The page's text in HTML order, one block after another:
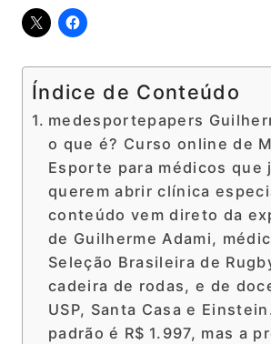
Índice de Conteúdo
medesportepapers
o que é? Curso online de
Esporte para médicos que
querem abrir clínica
conteúdo vem direto da
de Guilherme Adami,
Seleção Brasileira de
cadeira de rodas, e de
USP, Santa Casa e
padrão é R$ 1.997, mas a